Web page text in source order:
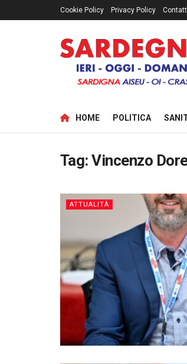
Cookie Policy Privacy Policy
HOME POLITICA
Tag:Vincenzo
ATTUALITÀ